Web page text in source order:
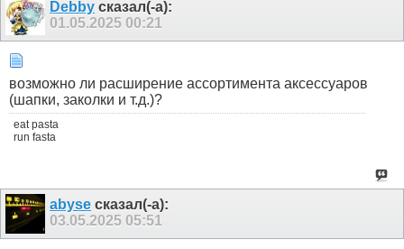
Debby сказал(-а):
01.05.2025 00:21
возможно ли расширение ассортимента аксессуаров
(шапки, заколки и т.д.)?
eat pasta
run fasta
abyse сказал(-а):
03.05.2025 05:51